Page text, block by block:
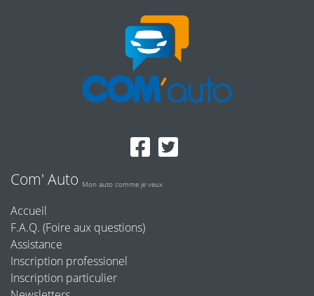
Com' Auto Mon auto comme je veux
Accueil
F.A.Q. (Foire aux questions)
Assistance
Inscription professionel
Inscription particulier